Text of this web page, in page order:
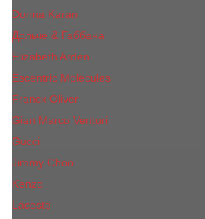
Donna Karan
Дольче & Габбана
Elizabeth Arden
Escentric Molecules
Franck Oliver
Gian Marco Venturi
Gucci
Jimmy Choo
Kenzo
Lacoste